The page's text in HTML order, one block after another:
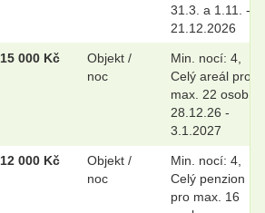
31.3. a 1.11. -
21.12.2026
15 000 Kč
Objekt /
noc
Min. nocí: 4,
Celý areál pro
max. 22 osob,
28.12.26 -
3.1.2027
12 000 Kč
Objekt /
noc
Min. nocí: 4,
Celý penzion
pro max. 16